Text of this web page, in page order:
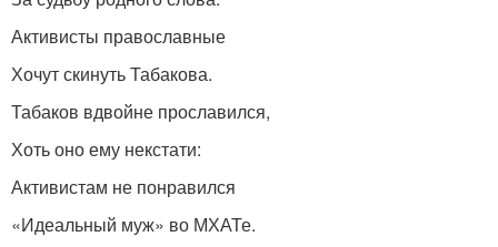
Активисты православные
Хочут скинуть Табакова.
Табаков вдвойне прославился,
Хоть оно ему некстати:
Активистам не понравился
«Идеальный муж» во МХАТе.